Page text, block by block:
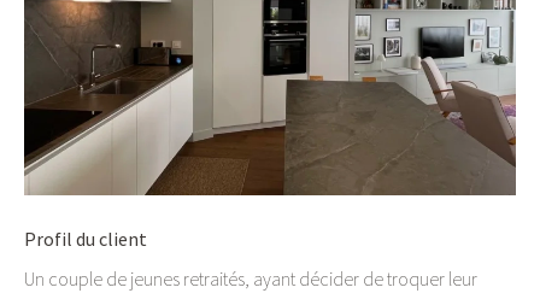
Profil du client
Un couple de jeunes retraités, ayant décider de troquer leur